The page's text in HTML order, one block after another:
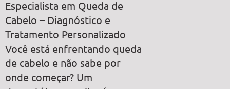
Especialista em Queda de
Cabelo – Diagnóstico e
Tratamento Personalizado
Você está enfrentando queda
de cabelo e não sabe por
onde começar? Um